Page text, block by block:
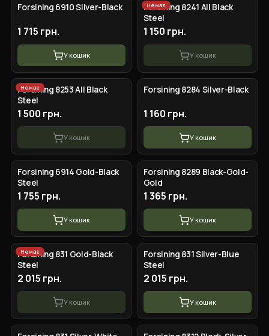
Forsining 6910 Silver-Black
1 715 грн.
У кошик
Немає
Forsining 8241 All Black
Steel
1 150 грн.
У кошик
Немає
Forsining 8253 All Black
Steel
1 500 грн.
У кошик
Forsining 8284 Silver-Black
1 160 грн.
У кошик
Forsining 6914 Gold-Black
Steel
1 755 грн.
У кошик
Forsining 8289 Black-Gold-
Gold
1 365 грн.
У кошик
Немає
Forsining 831 Gold-Black
Steel
2 015 грн.
У кошик
Forsining 831 Silver-Blue
Steel
2 015 грн.
У кошик